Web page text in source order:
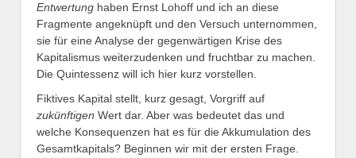
Entwertung haben Ernst Lohoff und ich an diese
Fragmente angeknüpft und den Versuch unternommen,
sie für eine Analyse der gegenwärtigen Krise des
Kapitalismus weiterzudenken und fruchtbar zu machen.
Die Quintessenz will ich hier kurz vorstellen.
Fiktives Kapital stellt, kurz gesagt, Vorgriff auf
zukünftigen Wert dar. Aber was bedeutet das und
welche Konsequenzen hat es für die Akkumulation des
Gesamtkapitals? Beginnen wir mit der ersten Frage.